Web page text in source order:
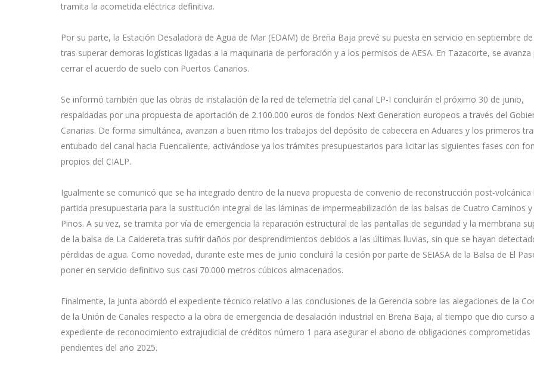
tramita la acometida eléctrica definitiva.
Por su parte, la Estación Desaladora de Agua de Mar (EDAM) de Breña Baja prevé su puesta en servicio en septiembre
tras superar demoras logísticas ligadas a la maquinaria de perforación y a los permisos de AESA. En Tazacorte, se avanza
cerrar el acuerdo de suelo con Puertos Canarios.
Se informó también que las obras de instalación de la red de telemetría del canal LP-I concluirán el próximo 30 de junio,
respaldadas por una propuesta de aportación de 2.100.000 euros de fondos Next Generation europeos a través del
Canarias. De forma simultánea, avanzan a buen ritmo los trabajos del depósito de cabecera en Aduares y los primeros
entubado del canal hacia Fuencaliente, activándose ya los trámites presupuestarios para licitar las siguientes fases con
propios del CIALP.
Igualmente se comunicó que se ha integrado dentro de la nueva propuesta de convenio de reconstrucción post-volcánica
partida presupuestaria para la sustitución integral de las láminas de impermeabilización de las balsas de Cuatro Caminos
Pinos. A su vez, se tramita por vía de emergencia la reparación estructural de las pantallas de seguridad y la membrana
de la balsa de La Caldereta tras sufrir daños por desprendimientos debidos a las últimas lluvias, sin que se hayan
pérdidas de agua. Como novedad, durante este mes de junio concluirá la cesión por parte de SEIASA de la Balsa de El
poner en servicio definitivo sus casi 70.000 metros cúbicos almacenados.
Finalmente, la Junta abordó el expediente técnico relativo a las conclusiones de la Gerencia sobre las alegaciones de la
de la Unión de Canales respecto a la obra de emergencia de desalación industrial en Breña Baja, al tiempo que dio curso
expediente de reconocimiento extrajudicial de créditos número 1 para asegurar el abono de obligaciones comprometidas
pendientes del año 2025.